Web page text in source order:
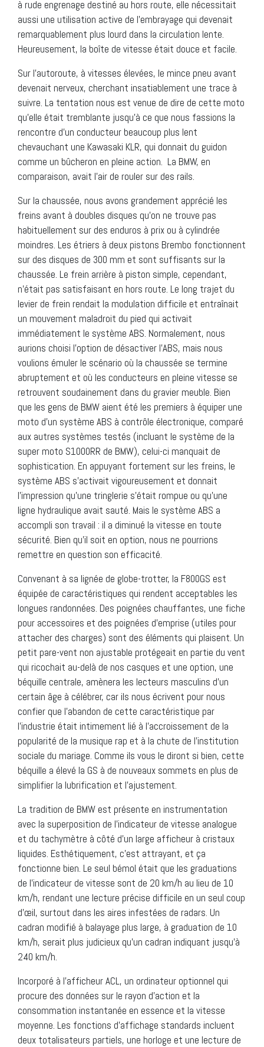
à rude engrenage destiné au hors route, elle nécessitait
aussi une utilisation active de l’embrayage qui devenait
remarquablement plus lourd dans la circulation lente.
Heureusement, la boîte de vitesse était douce et facile.
Sur l’autoroute, à vitesses élevées, le mince pneu avant
devenait nerveux, cherchant insatiablement une trace à
suivre. La tentation nous est venue de dire de cette moto
qu’elle était tremblante jusqu’à ce que nous fassions la
rencontre d’un conducteur beaucoup plus lent
chevauchant une Kawasaki KLR, qui donnait du guidon
comme un bûcheron en pleine action. La BMW, en
comparaison, avait l’air de rouler sur des rails.
Sur la chaussée, nous avons grandement apprécié les
freins avant à doubles disques qu’on ne trouve pas
habituellement sur des enduros à prix ou à cylindrée
moindres. Les étriers à deux pistons Brembo fonctionnent
sur des disques de 300 mm et sont suffisants sur la
chaussée. Le frein arrière à piston simple, cependant,
n’était pas satisfaisant en hors route. Le long trajet du
levier de frein rendait la modulation difficile et entraînait
un mouvement maladroit du pied qui activait
immédiatement le système ABS. Normalement, nous
aurions choisi l’option de désactiver l’ABS, mais nous
voulions émuler le scénario où la chaussée se termine
abruptement et où les conducteurs en pleine vitesse se
retrouvent soudainement dans du gravier meuble. Bien
que les gens de BMW aient été les premiers à équiper une
moto d’un système ABS à contrôle électronique, comparé
aux autres systèmes testés (incluant le système de la
super moto S1000RR de BMW), celui-ci manquait de
sophistication. En appuyant fortement sur les freins, le
système ABS s’activait vigoureusement et donnait
l’impression qu’une tringlerie s’était rompue ou qu’une
ligne hydraulique avait sauté. Mais le système ABS a
accompli son travail : il a diminué la vitesse en toute
sécurité. Bien qu’il soit en option, nous ne pourrions
remettre en question son efficacité.
Convenant à sa lignée de globe-trotter, la F800GS est
équipée de caractéristiques qui rendent acceptables les
longues randonnées. Des poignées chauffantes, une fiche
pour accessoires et des poignées d’emprise (utiles pour
attacher des charges) sont des éléments qui plaisent. Un
petit pare-vent non ajustable protégeait en partie du vent
qui ricochait au-delà de nos casques et une option, une
béquille centrale, amènera les lecteurs masculins d’un
certain âge à célébrer, car ils nous écrivent pour nous
confier que l’abandon de cette caractéristique par
l’industrie était intimement lié à l’accroissement de la
popularité de la musique rap et à la chute de l’institution
sociale du mariage. Comme ils vous le diront si bien, cette
béquille a élevé la GS à de nouveaux sommets en plus de
simplifier la lubrification et l’ajustement.
La tradition de BMW est présente en instrumentation
avec la superposition de l’indicateur de vitesse analogue
et du tachymètre à côté d’un large afficheur à cristaux
liquides. Esthétiquement, c’est attrayant, et ça
fonctionne bien. Le seul bémol était que les graduations
de l’indicateur de vitesse sont de 20 km/h au lieu de 10
km/h, rendant une lecture précise difficile en un seul coup
d’œil, surtout dans les aires infestées de radars. Un
cadran modifié à balayage plus large, à graduation de 10
km/h, serait plus judicieux qu’un cadran indiquant jusqu’à
240 km/h.
Incorporé à l’afficheur ACL, un ordinateur optionnel qui
procure des données sur le rayon d’action et la
consommation instantanée en essence et la vitesse
moyenne. Les fonctions d’affichage standards incluent
deux totalisateurs partiels, une horloge et une lecture de